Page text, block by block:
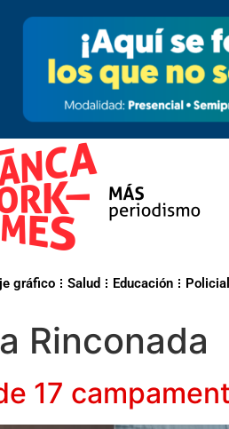
gráfico Salud Educación
Rinconada
17